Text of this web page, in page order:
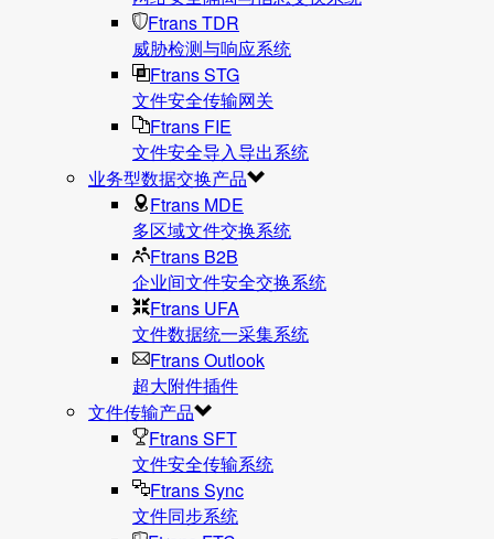
Ftrans TDR
威胁检测与响应系统
Ftrans STG
文件安全传输网关
Ftrans FIE
文件安全导入导出系统
业务型数据交换产品
Ftrans MDE
多区域文件交换系统
Ftrans B2B
企业间文件安全交换系统
Ftrans UFA
文件数据统⼀采集系统
Ftrans Outlook
超大附件插件
文件传输产品
Ftrans SFT
文件安全传输系统
Ftrans Sync
文件同步系统